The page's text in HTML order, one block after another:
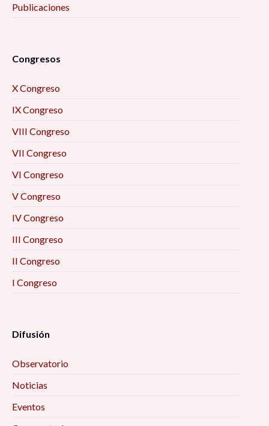
Publicaciones
Congresos
X Congreso
IX Congreso
VIII Congreso
VII Congreso
VI Congreso
V Congreso
IV Congreso
III Congreso
II Congreso
I Congreso
Difusión
Observatorio
Noticias
Eventos